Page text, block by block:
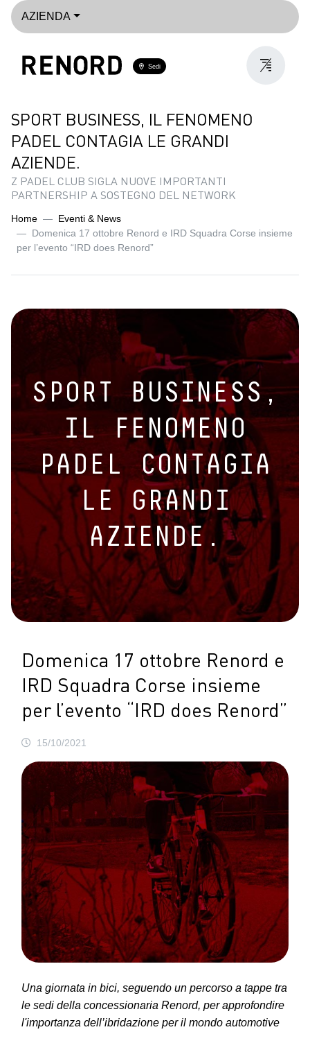
AZIENDA
Sedi
SPORT BUSINESS, IL FENOMENO
PADEL CONTAGIA LE GRANDI
AZIENDE.
Z PADEL CLUB SIGLA NUOVE IMPORTANTI
PARTNERSHIP A SOSTEGNO DEL NETWORK
Home
Eventi & News
Domenica 17 ottobre Renord e IRD Squadra Corse insieme
per l’evento “IRD does Renord”
SPORT BUSINESS,
IL FENOMENO
PADEL CONTAGIA
LE GRANDI
AZIENDE.
Domenica 17 ottobre Renord e
IRD Squadra Corse insieme
per l’evento “IRD does Renord”
15/10/2021
Una giornata in bici, seguendo un percorso a tappe tra
le sedi della concessionaria Renord, per approfondire
l'importanza dell’ibridazione per il mondo automotive